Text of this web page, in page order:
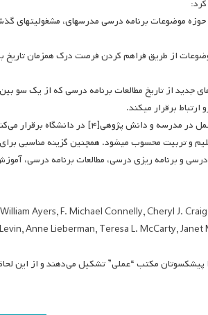
موضوعات برنامه درسی مدرسه­ای، مشغولیت­های
از طریق فراهم کردن فرصت درک همزمان تاریخ
جدید از تاریخ مطالعات برنامه درسی که از یک سو
برقرار می­کند.
این کتاب مرجع، ارتباط بسیار خوبی بین سیاستگذاری، بحث‌های عمومی، عمل در
و تربیت محسوب می­شود. همچنین گزینه مناسبی
و برنامه ریزی درسی، مطالعات برنامه درسی،
Ayers, F. Michael Connelly, Cheryl J.
Anne Lieberman, Teresa L. McCarty,
مکتب “عملی” تشکیل می‌دهند و از این